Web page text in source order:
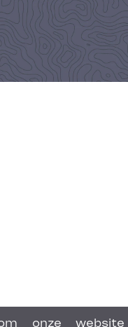
onze